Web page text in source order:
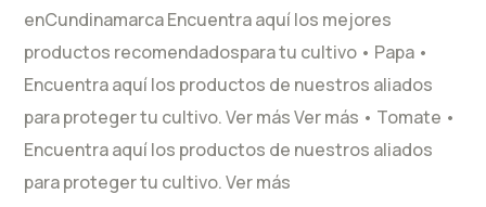
enCundinamarca Encuentra aquí los mejores
productos recomendadospara tu cultivo • Papa •
Encuentra aquí los productos de nuestros aliados
para proteger tu cultivo. Ver más Ver más • Tomate •
Encuentra aquí los productos de nuestros aliados
para proteger tu cultivo. Ver más